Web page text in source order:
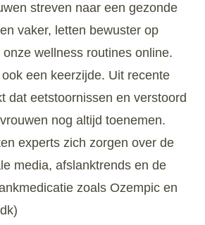
streven naar een gezonde
vaker, letten bewuster op
wellness routines online.
een keerzijde. Uit recente
dat eetstoornissen en verstoord
nog altijd toenemen.
experts zich zorgen over de
media, afslanktrends en de
zoals Ozempic en
)